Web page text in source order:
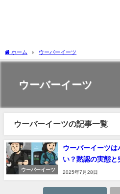
ホーム ウーバーイーツ
ウーバーイーツ
ウーバーイーツの記事一覧
ウーバーイーツ
ウーバーイーツ
い？黙認の実態
2025年7月28日